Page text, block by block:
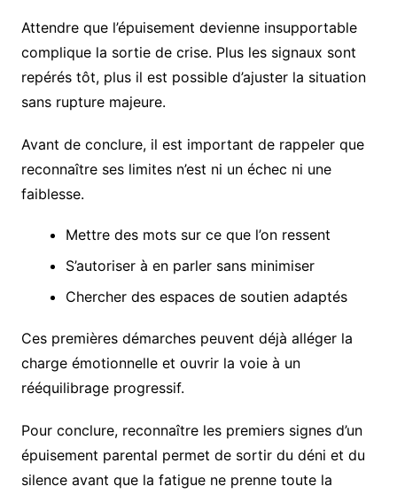
Attendre que l’épuisement devienne insupportable
complique la sortie de crise. Plus les signaux sont
repérés tôt, plus il est possible d’ajuster la situation
sans rupture majeure.
Avant de conclure, il est important de rappeler que
reconnaître ses limites n’est ni un échec ni une
faiblesse.
Mettre des mots sur ce que l’on ressent
S’autoriser à en parler sans minimiser
Chercher des espaces de soutien adaptés
Ces premières démarches peuvent déjà alléger la
charge émotionnelle et ouvrir la voie à un
rééquilibrage progressif.
Pour conclure, reconnaître les premiers signes d’un
épuisement parental permet de sortir du déni et du
silence avant que la fatigue ne prenne toute la